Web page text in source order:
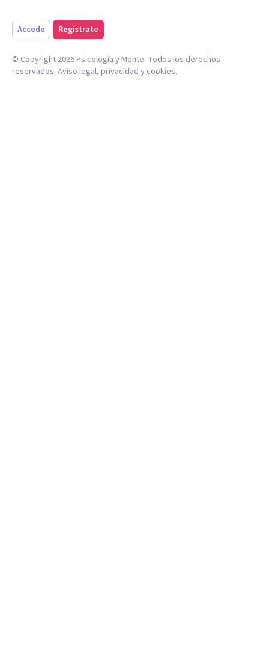
Accede Regístrate
© Copyright 2026Psicología y Mente. Todos los derechos
reservados. Aviso legal, privacidad y cookies.